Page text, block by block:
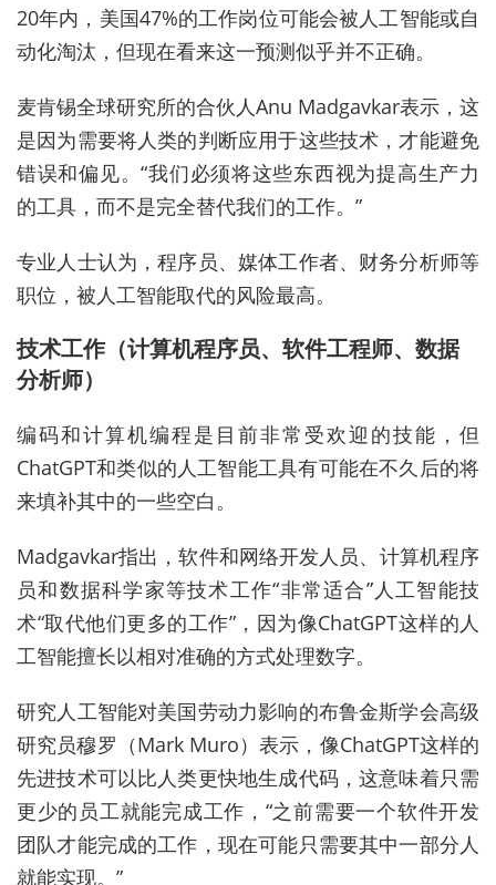
20年内，美国47%的工作岗位可能会被人工智能或自
动化淘汰，但现在看来这一预测似乎并不正确。
麦肯锡全球研究所的合伙人Anu Madgavkar表示，这
是因为需要将人类的判断应用于这些技术，才能避免
错误和偏见。“我们必须将这些东西视为提高生产力
的工具，而不是完全替代我们的工作。”
专业人士认为，程序员、媒体工作者、财务分析师等
职位，被人工智能取代的风险最高。
技术工作（计算机程序员、软件工程师、数据
分析师）
编码和计算机编程是目前非常受欢迎的技能，但
ChatGPT和类似的人工智能工具有可能在不久后的将
来填补其中的一些空白。
Madgavkar指出，软件和网络开发人员、计算机程序
员和数据科学家等技术工作“非常适合”人工智能技
术“取代他们更多的工作”，因为像ChatGPT这样的人
工智能擅长以相对准确的方式处理数字。
研究人工智能对美国劳动力影响的布鲁金斯学会高级
研究员穆罗（Mark Muro）表示，像ChatGPT这样的
先进技术可以比人类更快地生成代码，这意味着只需
更少的员工就能完成工作，“之前需要一个软件开发
团队才能完成的工作，现在可能只需要其中一部分人
就能实现。”